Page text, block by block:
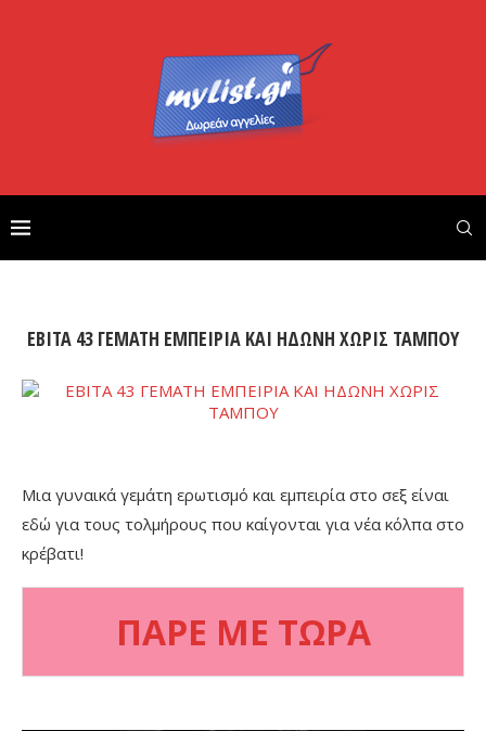
ΕΒΙΤΑ 43 ΓΕΜΑΤΗ ΕΜΠΕΙΡΙΑ ΚΑΙ ΗΔΩΝΗ ΧΩΡΙΣ ΤΑΜΠΟΥ
Μια γυναικά γεμάτη ερωτισμό και εμπειρία στο σεξ είναι
εδώ για τους τολμήρους που καίγονται για νέα κόλπα στο
κρέβατι!
ΠΑΡΕ ΜΕ ΤΩΡΑ